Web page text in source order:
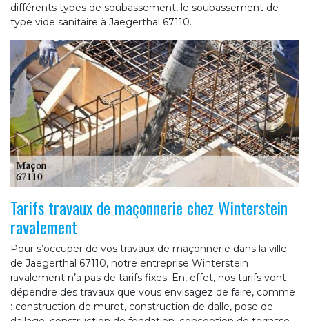
différents types de soubassement, le soubassement de
type vide sanitaire à Jaegerthal 67110.
Tarifs travaux de maçonnerie chez Winterstein
ravalement
Pour s’occuper de vos travaux de maçonnerie dans la ville
de Jaegerthal 67110, notre entreprise Winterstein
ravalement n’a pas de tarifs fixes. En, effet, nos tarifs vont
dépendre des travaux que vous envisagez de faire, comme
: construction de muret, construction de dalle, pose de